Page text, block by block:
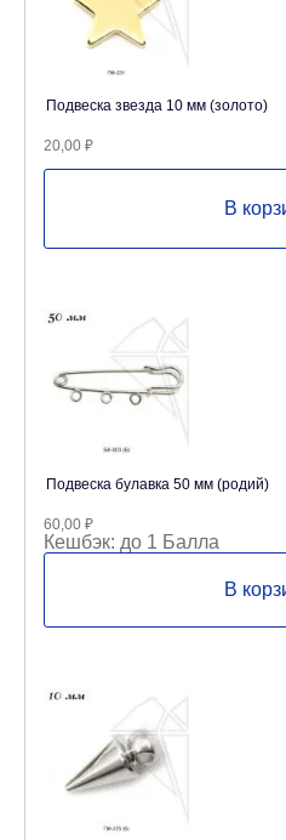
Подвеска звезда 10 мм (золото)
20,00 ₽
В
Подвеска булавка 50 мм (родий)
60,00 ₽
Кешбэк: до 1 Балла
В